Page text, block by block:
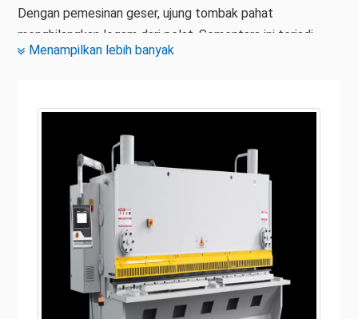
Dengan pemesinan geser, ujung tombak pahat
menghilangkan logam dari pelat. Sementara ini terjadi,
tekanan maksimum diterapkan. Namun, alat tersebut
Mesin geser hidrolik telah digunakan dalam aplikasi
industri selama bertahun-tahun. Geser hidrolik ini untuk
dijual dapat memotong dan menggeser berbagai jenis baja
dengan berbagai ukuran dengan mudah dan akurat. Ada
berbagai jenis mesin ini yang digunakan di seluruh dunia.
Jenis ini termasuk mesin geser balok ayun, mesin geser
guillotine, mesin geser rol, dan sebagainya. Dalam mesin
geser hidrolik, aksi geser dikendalikan oleh ram hidrolik.
Mesin geser lembaran logam pada dasarnya digunakan
untuk aplikasi geser dan aplikasi pemotongan lembaran.
Menampilkan lebih banyak